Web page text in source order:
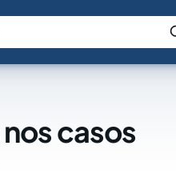
com a IA Buscar no Jus
casos